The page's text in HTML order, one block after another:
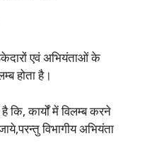
एवं अभियंताओं के
होता है।
है कि, कार्यों में विलम्ब करने
विभागीय अभियंता